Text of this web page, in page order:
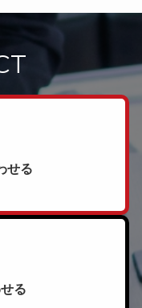
せる
る